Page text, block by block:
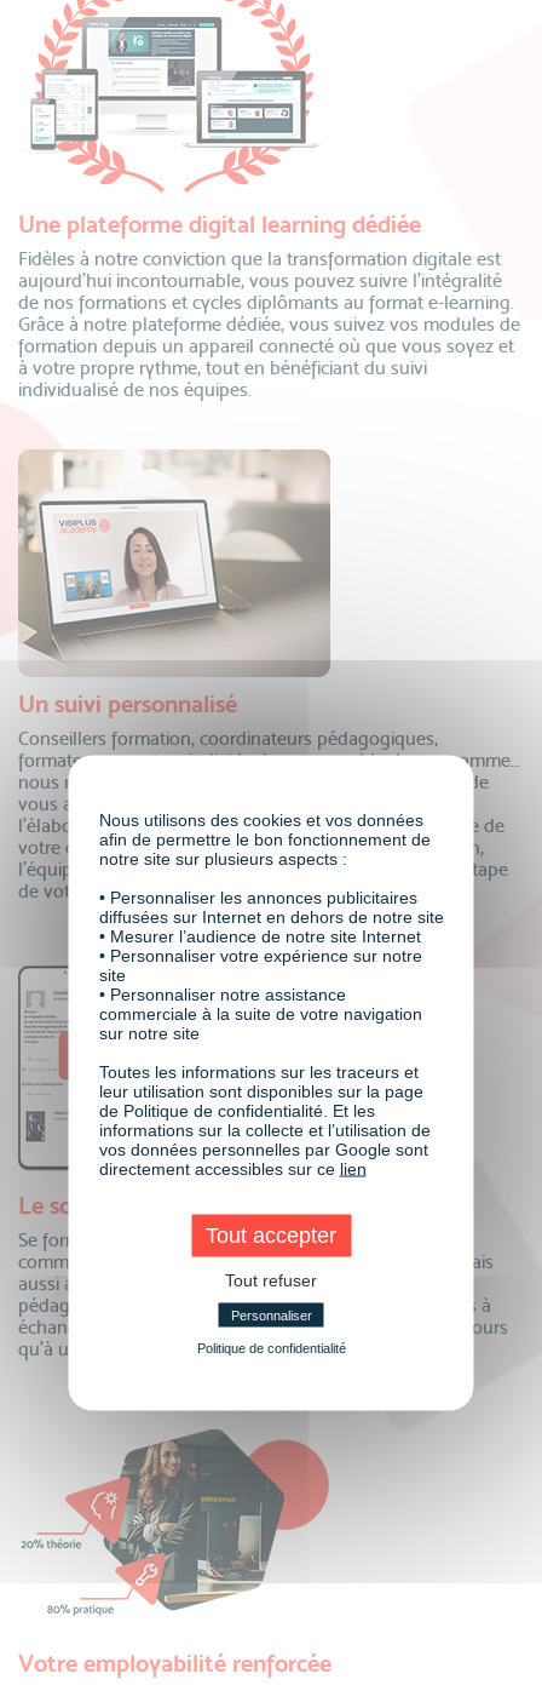
Une plateforme digital learning dédiée
Fidèles à notre conviction que la transformation digitale est
aujourd’hui incontournable, vous pouvez suivre l’intégralité
de nos formations et cycles diplômants au format e-learning.
Grâce à notre plateforme dédiée, vous suivez vos modules de
formation depuis un appareil connecté où que vous soyez et
à votre propre rythme, tout en bénéficiant du suivi
individualisé de nos équipes.
Un suivi personnalisé
Conseillers formation, coordinateurs pédagogiques,
formateurs, mentors individuels, responsable de programme…
nous mettons à votre disposition tous nos experts afin de
vous accompagner dans votre projet de formation ! De
l’élaboration de votre dossier de financement à la remise de
votre certificat, en passant par le suivi de votre formation,
l’équipe VISIPLUS academy est là pour vous à chaque étape
de votre parcours.
Le soutien de toute une communauté
Se former à distance oui, mais auprès de toute une
communauté ! Echangez au quotidien avec vos pairs, mais
aussi avec vos formateurs et toute notre équipe
pédagogique. Questions, partage de connaissances, tips à
échanger…la communauté VISIPLUS academy n’est toujours
qu’à un clic pour partager !
Votre employabilité renforcée
Nous utilisons des cookies et vos données
afin de permettre le bon fonctionnement de
notre site sur plusieurs aspects :
• Personnaliser les annonces publicitaires
diffusées sur Internet en dehors de notre site
• Mesurer l’audience de notre site Internet
• Personnaliser votre expérience sur notre
site
• Personnaliser notre assistance
commerciale à la suite de votre navigation
sur notre site
Toutes les informations sur les traceurs et
leur utilisation sont disponibles sur la page
de Politique de confidentialité. Et les
informations sur la collecte et l’utilisation de
vos données personnelles par Google sont
directement accessibles sur ce lien
Tout accepter
Tout refuser
Personnaliser
Politique de confidentialité